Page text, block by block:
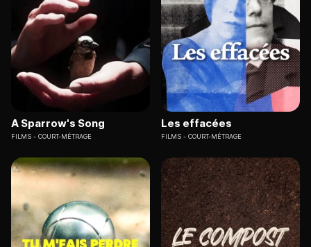
A Sparrow's Song
FILMS COURT-MÉTRAGE
Les effacées
FILMS COURT-MÉTRAGE